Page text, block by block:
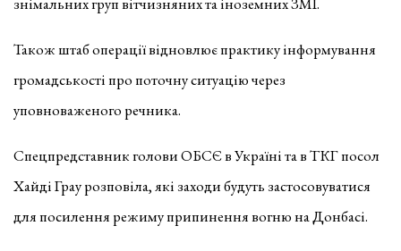
Також штаб операції відновлює практику інформування
громадськості про поточну ситуацію через
уповноваженого речника.
Спецпредставник голови ОБСЄ в Україні та в ТКГ посол
Хайді Грау розповіла, які заходи будуть застосовуватися
для посилення режиму припинення вогню на Донбасі.